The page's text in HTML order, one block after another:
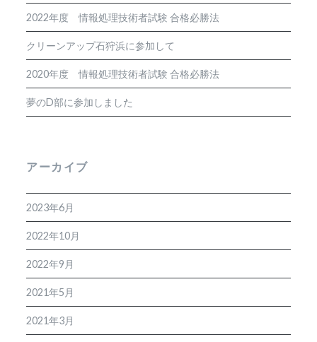
2022年度 情報処理技術者試験 合格必勝法
クリーンアップ石狩浜に参加して
2020年度 情報処理技術者試験 合格必勝法
夢のD部に参加しました
アーカイブ
2023年6月
2022年10月
2022年9月
2021年5月
2021年3月